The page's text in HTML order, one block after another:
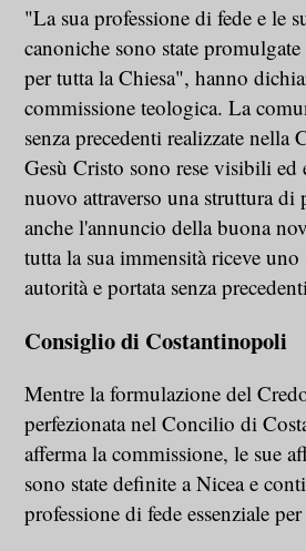
"La sua professione di fede e le
canoniche sono state
per tutta la Chiesa", hanno
commissione teologica. La
senza precedenti realizzate nella
Gesù Cristo sono rese visibili
nuovo attraverso una struttura di
anche l'annuncio della buona
tutta la sua immensità riceve
autorità e portata senza
Consiglio di Costantinopoli
Mentre la formulazione del
perfezionata nel Concilio di
afferma la commissione, le sue
sono state definite a Nicea e
professione di fede essenziale